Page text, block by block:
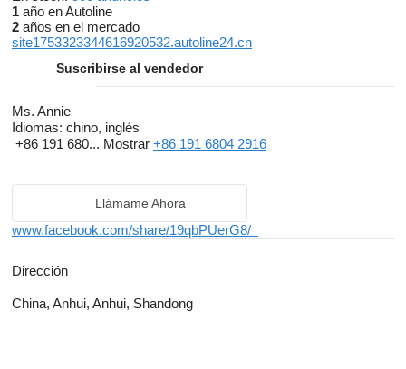
está presente en cada paso.
Asociarse con ToAfrica significa trabajar con un equipo que
valora la profesionalidad, la eficiencia y la fiabilidad — todo
adaptado a las realidades del mercado africano.
1 año en Autoline
2 años en el mercado
site1753323344616920532.autoline24.cn
Suscribirse al vendedor
Ms. Annie
Idiomas: chino, inglés
+86 191 680... Mostrar +86 191 6804 2916
Llámame Ahora
www.facebook.com/share/19qbPUerG8/
Dirección
China, Anhui, Anhui, Shandong